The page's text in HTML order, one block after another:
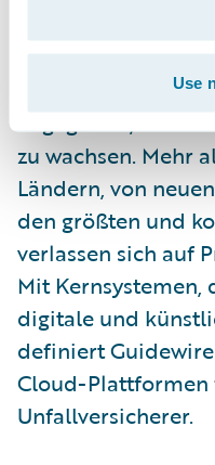
Use
Über Guidewire
Guidewire ist die
Unfallversicherer
engagieren,
zu wachsen. Mehr
Ländern, von
den größten und
verlassen sich auf
Mit Kernsystemen,
digitale und
definiert
Cloud-Plattformen
Unfallversicherer.